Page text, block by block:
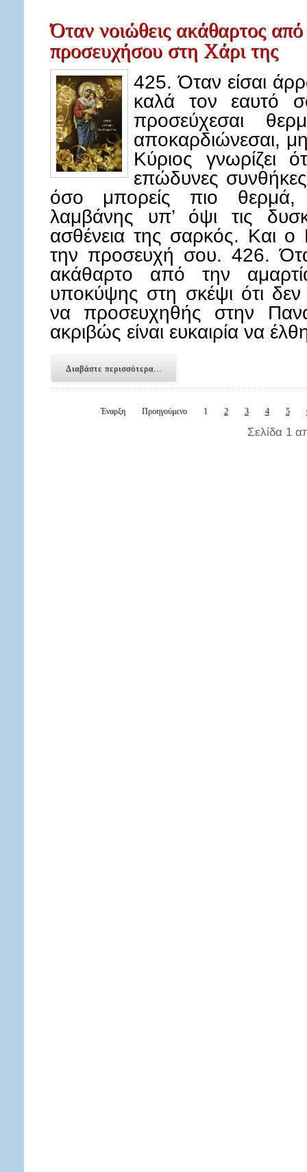
Όταν νοιώθεις ακάθαρτος
προσευχήσου στη Χάρι της
425. Όταν είσαι
καλά τον εαυτό
προσεύχεσαι
αποκαρδιώνεσαι,
Κύριος γνωρίζει
επώδυνες
όσο μπορείς πιο
λαμβάνης υπ’ όψι τις
ασθένεια της σαρκός. Και
την προσευχή σου. 426.
ακάθαρτο από την
υποκύψης στη σκέψι ότι
να προσευχηθής στην
ακριβώς είναι ευκαιρία να
Διαβάστε περισσότερα...
Έναρξη Προηγούμενο 1 2 3 4 5
Σελίδα 1